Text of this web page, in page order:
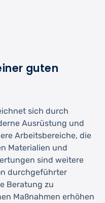
guten
sich durch
Ausrüstung und
Arbeitsbereiche, die
Materialien und
sind weitere
durchgeführter
Beratung zu
Maßnahmen erhöhen